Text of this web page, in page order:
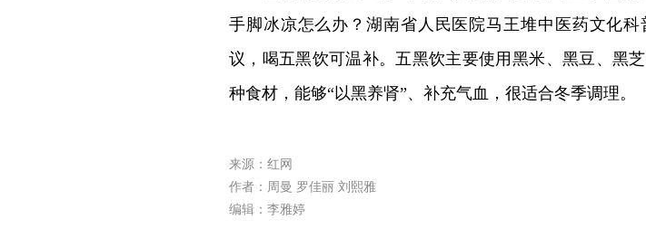
手脚冰凉怎么办？湖南省人民医院马王堆中医药文化
议，喝五黑饮可温补。五黑饮主要使用黑米、黑豆、黑
种食材，能够“以黑养肾”、补充气血，很适合冬季调理。
来源：红网
作者：周曼 罗佳丽 刘熙雅
编辑：李雅婷